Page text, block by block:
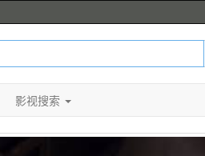
影视搜索